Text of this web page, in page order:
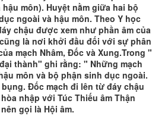
môn). Huyệt nằm giữa hai bộ
ngoài và hậu môn. Theo Y học
chậu được xem như phần âm của
là nơi khởi đầu đối với sự phân
mạch Nhâm, Đốc và Xung.Trong "
thành" ghi rằng: " Những mạch
môn và bộ phận sinh dục ngoài.
Đốc mạch đi lên từ đáy chậu
nhập với Túc Thiếu âm Thận
gọi là Hội âm.